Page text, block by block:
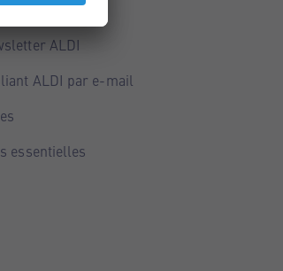
ALDI
ALDI
ALDI par e-mail
essentielles